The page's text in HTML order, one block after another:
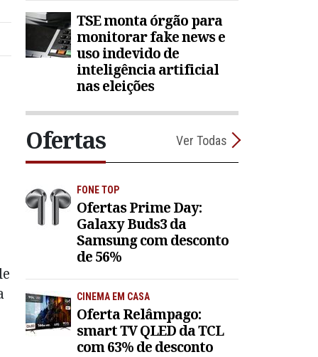
TSE monta órgão para
monitorar fake news e
uso indevido de
inteligência artificial
nas eleições
Ofertas Ver Todas
FONE TOP
Ofertas Prime Day:
Galaxy Buds3 da
Samsung com desconto
de 56%
CINEMA EM CASA
Oferta Relâmpago:
smart TV QLED da TCL
com 63% de desconto